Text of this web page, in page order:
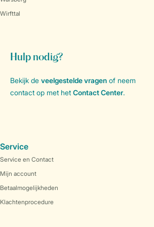
Wirfttal
Hulp nodig?
Bekijk de veelgestelde vragen of neem
contact op met het Contact Center.
Service
Service en Contact
Mijn account
Betaalmogelijkheden
Klachtenprocedure